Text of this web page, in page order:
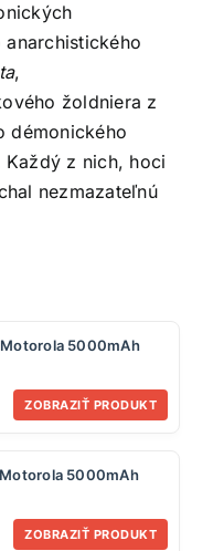
,
žoldniera z
démonického
Každý z nich, hoci
nezmazateľnú
5000mAh
ZOBRAZIŤ PRODUKT
5000mAh
ZOBRAZIŤ PRODUKT